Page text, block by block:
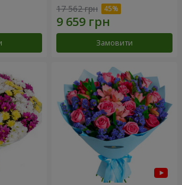
17 562 грн
Замовити